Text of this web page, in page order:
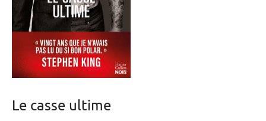
Le casse ultime